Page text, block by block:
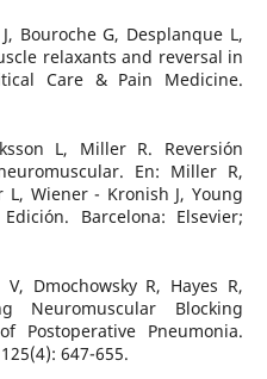
Bouroche G, Desplanque L,
relaxants and reversal in
Care & Pain Medicine.
L, Miller R. Reversión
En: Miller R,
L, Wiener - Kronish J, Young
Barcelona: Elsevier;
Dmochowsky R, Hayes R,
Neuromuscular Blocking
Postoperative Pneumonia.
647-655.